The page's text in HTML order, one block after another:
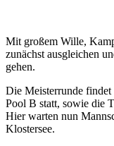
Mit großem Wille,
zunächst ausgleichen
gehen.
Die Meisterrunde
Pool B statt, sowie die
Hier warten nun
Klostersee.